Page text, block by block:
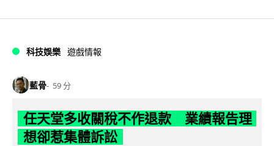
科技娛樂 遊戲情報
藍骨 59 分
任天堂多收關稅不作退款 業績報告理
想卻惹集體訴訟